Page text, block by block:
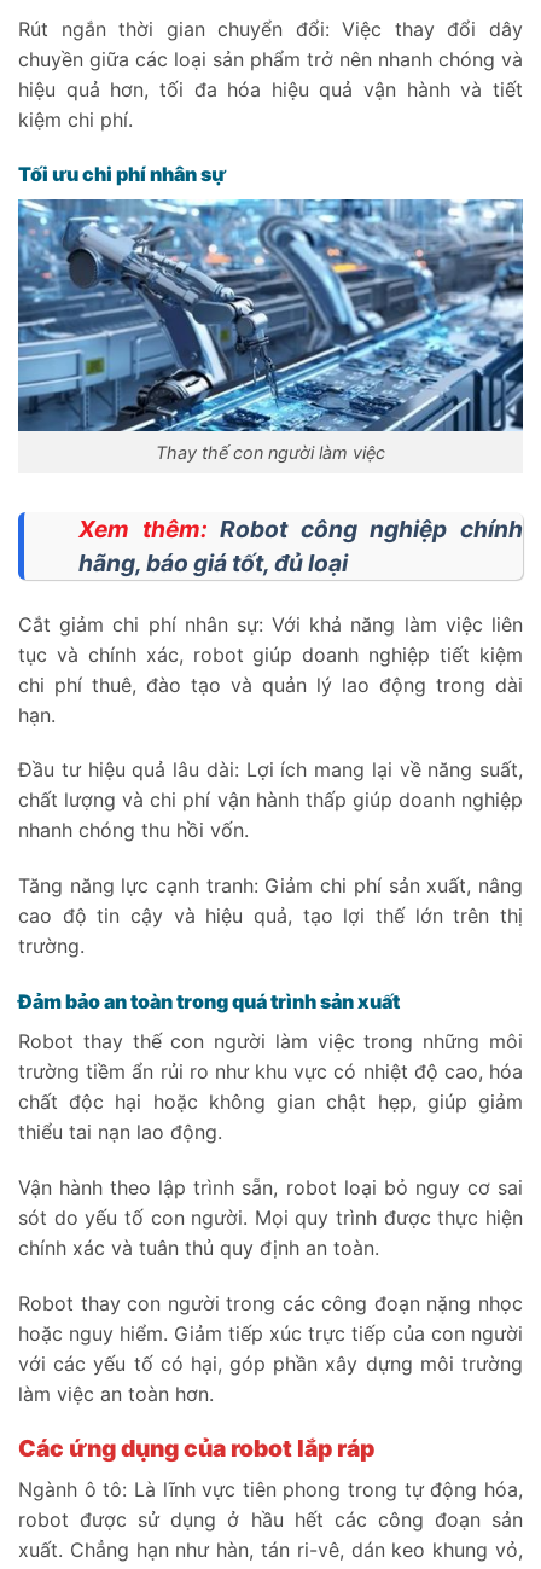
Rút ngắn thời gian chuyển đổi: Việc thay đổi dây
chuyền giữa các loại sản phẩm trở nên nhanh chóng và
hiệu quả hơn, tối đa hóa hiệu quả vận hành và tiết
kiệm chi phí.
Tối ưu chi phí nhân sự
Thay thế con người làm việc
Xem thêm: Robot công nghiệp chính
hãng, báo giá tốt, đủ loại
Cắt giảm chi phí nhân sự: Với khả năng làm việc liên
tục và chính xác, robot giúp doanh nghiệp tiết kiệm
chi phí thuê, đào tạo và quản lý lao động trong dài
hạn.
Đầu tư hiệu quả lâu dài: Lợi ích mang lại về năng suất,
chất lượng và chi phí vận hành thấp giúp doanh nghiệp
nhanh chóng thu hồi vốn.
Tăng năng lực cạnh tranh: Giảm chi phí sản xuất, nâng
cao độ tin cậy và hiệu quả, tạo lợi thế lớn trên thị
trường.
Đảm bảo an toàn trong quá trình sản xuất
Robot thay thế con người làm việc trong những môi
trường tiềm ẩn rủi ro như khu vực có nhiệt độ cao, hóa
chất độc hại hoặc không gian chật hẹp, giúp giảm
thiểu tai nạn lao động.
Vận hành theo lập trình sẵn, robot loại bỏ nguy cơ sai
sót do yếu tố con người. Mọi quy trình được thực hiện
chính xác và tuân thủ quy định an toàn.
Robot thay con người trong các công đoạn nặng nhọc
hoặc nguy hiểm. Giảm tiếp xúc trực tiếp của con người
với các yếu tố có hại, góp phần xây dựng môi trường
làm việc an toàn hơn.
Các ứng dụng của robot lắp ráp
Ngành ô tô: Là lĩnh vực tiên phong trong tự động hóa,
robot được sử dụng ở hầu hết các công đoạn sản
xuất. Chẳng hạn như hàn, tán ri-vê, dán keo khung vỏ,